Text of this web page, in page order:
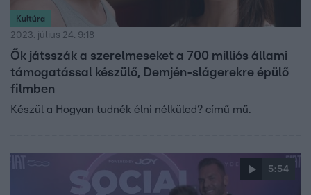
Kultúra
2023. július 24. 9:18
Ők játsszák a szerelmeseket a 700 milliós állami
támogatással készülő, Demjén-slágerekre épülő
filmben
Készül a Hogyan tudnék élni nélküled? című mű.
5:54